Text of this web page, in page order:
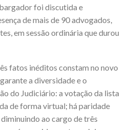
foi discutida e
de mais de 90 advogados,
em sessão ordinária que durou
fatos inéditos constam no novo
a diversidade e o
do Judiciário: a votação da lista
de forma virtual; há paridade
ao cargo de três